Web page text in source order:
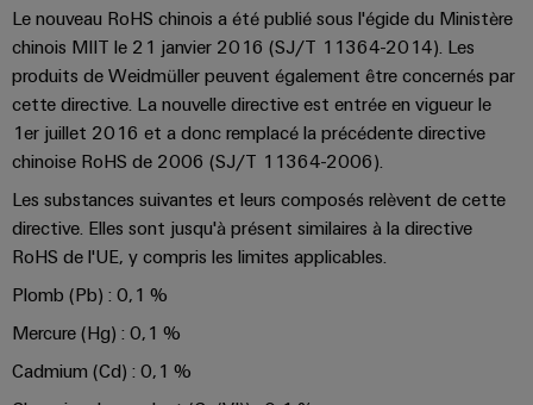
modernes
et
numériques
une
mobilité
respectueuse
climat
dans
le
transport
ferroviaire
Construction
navale
Solutions
de
connecteurs
pour
circuit
imprimé
Original
Equipment
Manufacturer
(OEM)
Automatisation
et
logiciels
Commandes
Systèmes
d'E/S
Ethernet
industriel
Écrans
Le nouveau RoHS chinois a été publié sous l'égide du Ministère
chinois MIIT le 21 janvier 2016 (SJ/T 11364-2014). Les
produits de Weidmüller peuvent également être concernés par
cette directive. La nouvelle directive est entrée en vigueur le
1er juillet 2016 et a donc remplacé la précédente directive
chinoise RoHS de 2006 (SJ/T 11364-2006).
Les substances suivantes et leurs composés relèvent de cette
directive. Elles sont jusqu'à présent similaires à la directive
RoHS de l'UE, y compris les limites applicables.
Plomb (Pb) : 0,1 %
Mercure (Hg) : 0,1 %
Cadmium (Cd) : 0,1 %